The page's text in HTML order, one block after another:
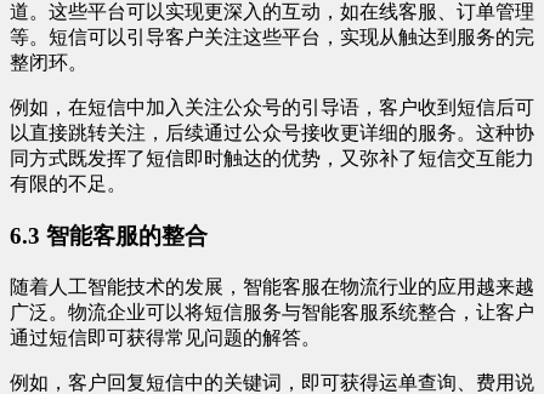
道。这些平台可以实现更深入的互动，如在线客服、订单管理
等。短信可以引导客户关注这些平台，实现从触达到服务的完
整闭环。
例如，在短信中加入关注公众号的引导语，客户收到短信后可
以直接跳转关注，后续通过公众号接收更详细的服务。这种协
同方式既发挥了短信即时触达的优势，又弥补了短信交互能力
有限的不足。
6.3 智能客服的整合
随着人工智能技术的发展，智能客服在物流行业的应用越来越
广泛。物流企业可以将短信服务与智能客服系统整合，让客户
通过短信即可获得常见问题的解答。
例如，客户回复短信中的关键词，即可获得运单查询、费用说